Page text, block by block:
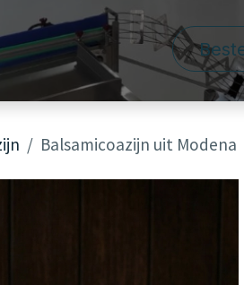
Balsamicoazijn uit Modena